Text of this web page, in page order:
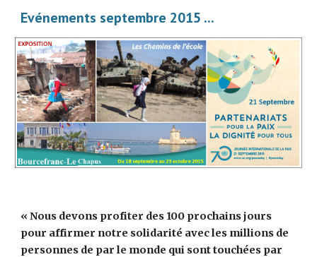
Evénements septembre 2015 ...
« Nous devons profiter des 100 prochains jours
pour affirmer notre solidarité avec les millions de
personnes de par le monde qui sont touchées par